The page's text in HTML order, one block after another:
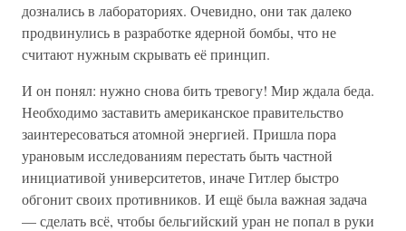
дознались в лабораториях. Очевидно, они так далеко
продвинулись в разработке ядерной бомбы, что не
считают нужным скрывать её принцип.
И он понял: нужно снова бить тревогу! Мир ждала беда.
Необходимо заставить американское правительство
заинтересоваться атомной энергией. Пришла пора
урановым исследованиям перестать быть частной
инициативой университетов, иначе Гитлер быстро
обгонит своих противников. И ещё была важная задача
— сделать всё, чтобы бельгийский уран не попал в руки